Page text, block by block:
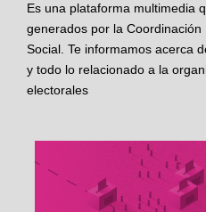
Es una plataforma multimedia
generados por la
Social. Te informamos acerca
y todo lo relacionado a la
electorales